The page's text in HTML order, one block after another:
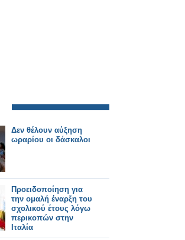
Δεν θέλουν αύξηση
ωραρίου οι δάσκαλοι
Προειδοποίηση για
την ομαλή έναρξη του
σχολικού έτους λόγω
περικοπών στην
Ιταλία